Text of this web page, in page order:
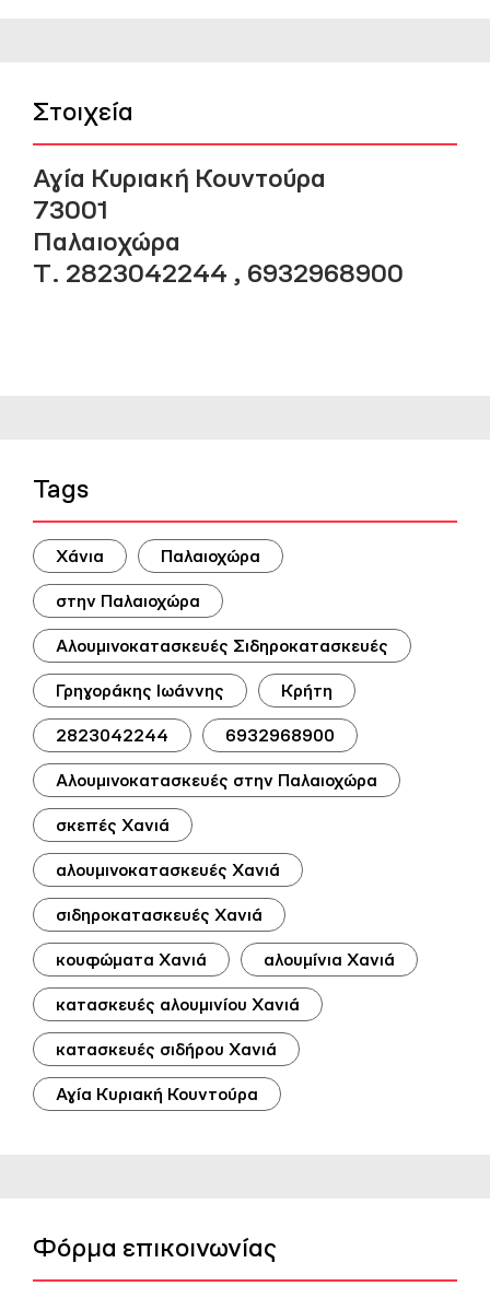
Στοιχεία
Αγία Κυριακή Κουντούρα
73001
Παλαιοχώρα
Τ. 2823042244 , 6932968900
Tags
Χάνια Παλαιοχώρα
στην Παλαιοχώρα
Αλουμινοκατασκευές Σιδηροκατασκευές
Γρηγοράκης Ιωάννης Κρήτη
2823042244 6932968900
Αλουμινοκατασκευές στην Παλαιοχώρα
σκεπές Χανιά
αλουμινοκατασκευές Χανιά
σιδηροκατασκευές Χανιά
κουφώματα Χανιά αλουμίνια Χανιά
κατασκευές αλουμινίου Χανιά
κατασκευές σιδήρου Χανιά
Αγία Κυριακή Κουντούρα
Φόρμα επικοινωνίας